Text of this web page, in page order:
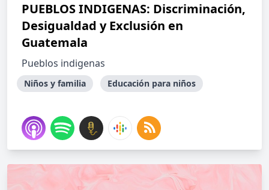
PUEBLOS INDIGENAS: Discriminación,
Desigualdad y Exclusión en
Guatemala
Pueblos indigenas
Niños y familia Educación para niños